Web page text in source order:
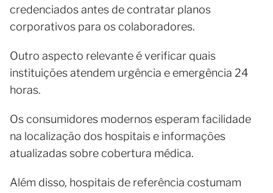
credenciados antes de contratar planos
corporativos para os colaboradores.
Outro aspecto relevante é verificar quais
instituições atendem urgência e emergência 24
horas.
Os consumidores modernos esperam facilidade
na localização dos hospitais e informações
atualizadas sobre cobertura médica.
Além disso, hospitais de referência costumam